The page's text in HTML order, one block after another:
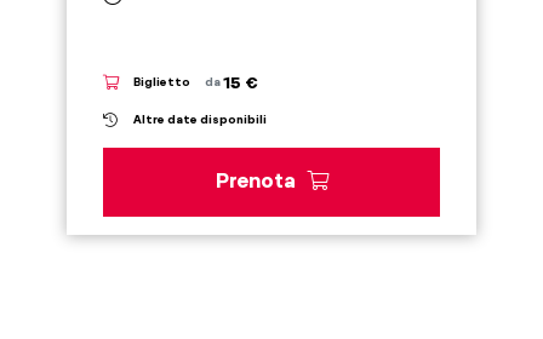
Biglietto da15 €
Altre date disponibili
Prenota